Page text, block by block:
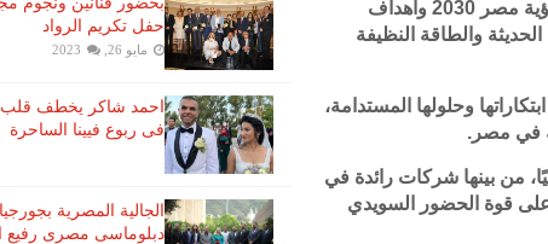
مختلف القطاعات، مؤكدًا أهمية تعزيز الاستثمارات وتبادل الخبرات بما يدعم رؤية مصر 2030 وأهداف
الحديثة والطاقة النظيفة
تستعرض أحدث ابتكاراتها وحلولها المستدامة،
في مصر.
من بينها شركات رائدة في
على قوة الحضور السويدي
حفل تكريم الرواد
مايو 26, 2023
احمد شاكر يخطف قلب
فى ربوع فيينا الساحرة
الجالية المصرية
دبلوماسى مصرى رفيع